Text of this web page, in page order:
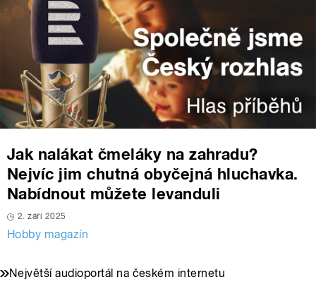
Jak nalákat čmeláky na zahradu?
Nejvíc jim chutná obyčejná hluchavka.
Nabídnout můžete levanduli
2. září 2025
Hobby magazín
Největší audioportál na českém internetu